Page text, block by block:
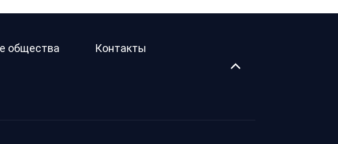
общества Контакты